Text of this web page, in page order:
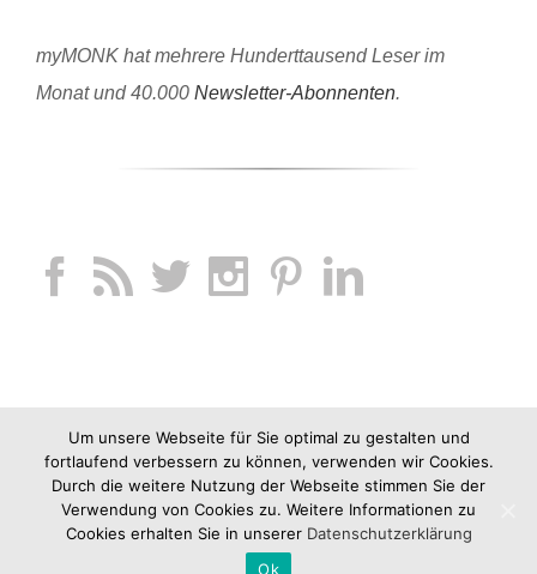
myMONK hat mehrere Hunderttausend Leser im
Monat und 40.000 Newsletter-Abonnenten.
Um unsere Webseite für Sie optimal zu gestalten und
fortlaufend verbessern zu können, verwenden wir Cookies.
Durch die weitere Nutzung der Webseite stimmen Sie der
Verwendung von Cookies zu. Weitere Informationen zu
Cookies erhalten Sie in unserer Datenschutzerklärung
Ok